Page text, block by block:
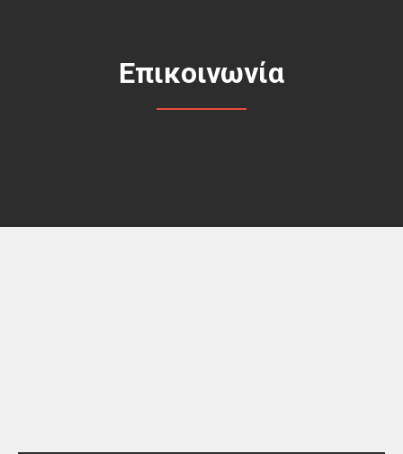
Επικοινωνία